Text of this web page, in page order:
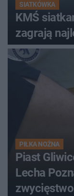
SIATKÓWKA
KMŚ
zagrają
PIŁKA NOŻNA
Piast
Lecha